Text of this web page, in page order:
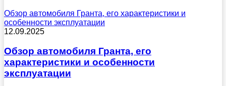
Обзор автомобиля Гранта, его характеристики и
особенности эксплуатации
12.09.2025
Обзор автомобиля Гранта, его
характеристики и особенности
эксплуатации